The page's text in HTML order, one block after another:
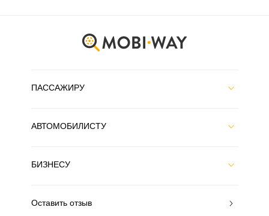
ПАССАЖИРУ
АВТОМОБИЛИСТУ
БИЗНЕСУ
Оставить отзыв